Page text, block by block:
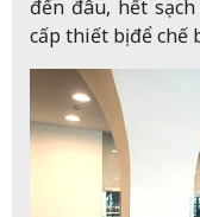
đến đâu, hết
cấp thiết bị để chế